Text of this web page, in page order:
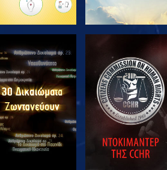
ΠΑΡΑΚΟΛΟΥΘΗΣΤΕ